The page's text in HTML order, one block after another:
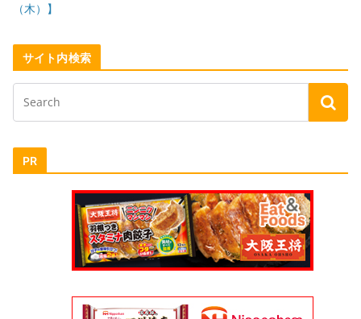
（木）】
サイト内検索
PR